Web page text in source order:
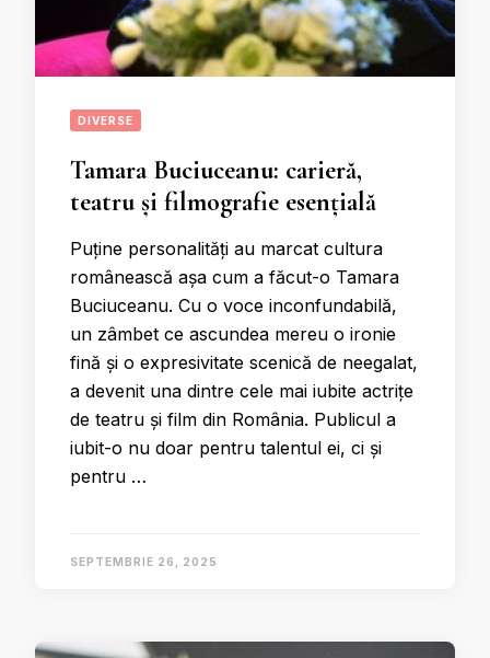
DIVERSE
Tamara Buciuceanu: carieră,
teatru și filmografie esențială
Puține personalități au marcat cultura
românească așa cum a făcut-o Tamara
Buciuceanu. Cu o voce inconfundabilă,
un zâmbet ce ascundea mereu o ironie
fină și o expresivitate scenică de neegalat,
a devenit una dintre cele mai iubite actrițe
de teatru și film din România. Publicul a
iubit-o nu doar pentru talentul ei, ci și
pentru …
SEPTEMBRIE 26, 2025